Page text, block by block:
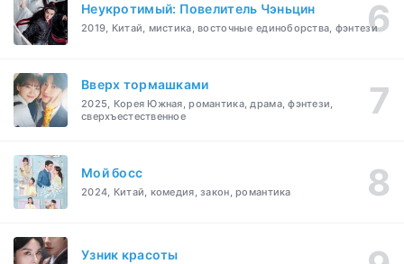
Неукротимый: Повелитель Чэньцин
2019, Китай, мистика, восточные единоборства, фэнтези
Вверх тормашками
2025, Корея Южная, романтика, драма, фэнтези,
сверхъестественное
Мой босс
2024, Китай, комедия, закон, романтика
Узник красоты